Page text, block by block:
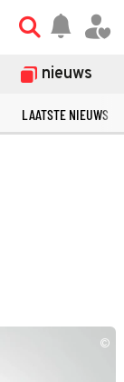
nieuws
LAATSTE NIEUWS
©